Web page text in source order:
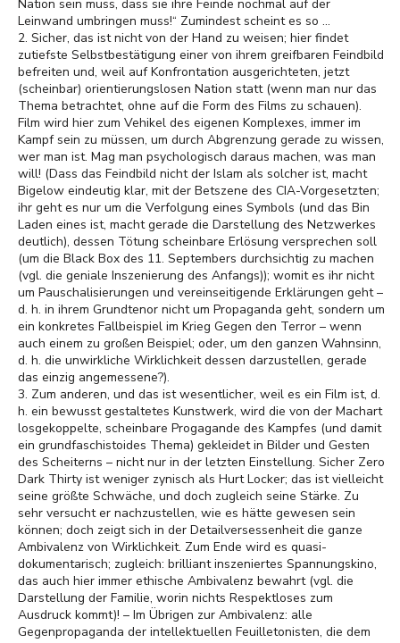
Nation sein muss, dass sie ihre Feinde nochmal auf der
Leinwand umbringen muss!“ Zumindest scheint es so ...
2. Sicher, das ist nicht von der Hand zu weisen; hier findet
zutiefste Selbstbestätigung einer von ihrem greifbaren Feindbild
befreiten und, weil auf Konfrontation ausgerichteten, jetzt
(scheinbar) orientierungslosen Nation statt (wenn man nur das
Thema betrachtet, ohne auf die Form des Films zu schauen).
Film wird hier zum Vehikel des eigenen Komplexes, immer im
Kampf sein zu müssen, um durch Abgrenzung gerade zu wissen,
wer man ist. Mag man psychologisch daraus machen, was man
will! (Dass das Feindbild nicht der Islam als solcher ist, macht
Bigelow eindeutig klar, mit der Betszene des CIA-Vorgesetzten;
ihr geht es nur um die Verfolgung eines Symbols (und das Bin
Laden eines ist, macht gerade die Darstellung des Netzwerkes
deutlich), dessen Tötung scheinbare Erlösung versprechen soll
(um die Black Box des 11. Septembers durchsichtig zu machen
(vgl. die geniale Inszenierung des Anfangs)); womit es ihr nicht
um Pauschalisierungen und vereinseitigende Erklärungen geht –
d. h. in ihrem Grundtenor nicht um Propaganda geht, sondern um
ein konkretes Fallbeispiel im Krieg Gegen den Terror – wenn
auch einem zu großen Beispiel; oder, um den ganzen Wahnsinn,
d. h. die unwirkliche Wirklichkeit dessen darzustellen, gerade
das einzig angemessene?).
3. Zum anderen, und das ist wesentlicher, weil es ein Film ist, d.
h. ein bewusst gestaltetes Kunstwerk, wird die von der Machart
losgekoppelte, scheinbare Progagande des Kampfes (und damit
ein grundfaschistoides Thema) gekleidet in Bilder und Gesten
des Scheiterns – nicht nur in der letzten Einstellung. Sicher Zero
Dark Thirty ist weniger zynisch als Hurt Locker; das ist vielleicht
seine größte Schwäche, und doch zugleich seine Stärke. Zu
sehr versucht er nachzustellen, wie es hätte gewesen sein
können; doch zeigt sich in der Detailversessenheit die ganze
Ambivalenz von Wirklichkeit. Zum Ende wird es quasi-
dokumentarisch; zugleich: brilliant inszeniertes Spannungskino,
das auch hier immer ethische Ambivalenz bewahrt (vgl. die
Darstellung der Familie, worin nichts Respektloses zum
Ausdruck kommt)! – Im Übrigen zur Ambivalenz: alle
Gegenpropaganda der intellektuellen Feuilletonisten, die dem